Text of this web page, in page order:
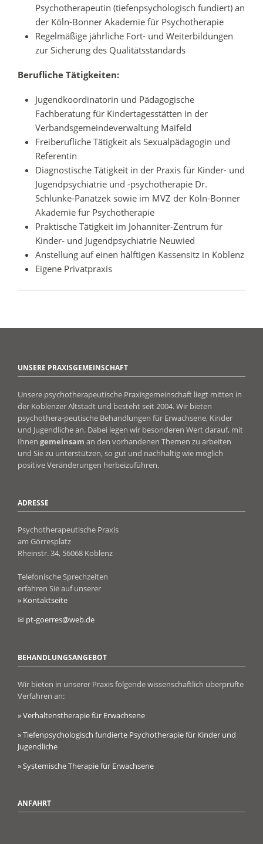
Psychotherapeutin (tiefenpsychologisch fundiert) an
der Köln-Bonner Akademie für Psychotherapie
Regelmäßige jährliche Fort- und Weiterbildungen
zur Sicherung des Qualitätsstandards
Berufliche Tätigkeiten:
Jugendkoordinatorin und Pädagogische
Fachberatung für Kindertagesstätten in der
Verbandsgemeindeverwaltung Maifeld
Freiberufliche Tätigkeit als Sexualpädagogin und
Referentin
Diagnostische Tätigkeit in der Praxis für Kinder- und
Jugendpsychiatrie und -psychotherapie Dr.
Schlunke-Panatzek sowie im MVZ der Köln-Bonner
Akademie für Psychotherapie
Praktische Tätigkeit im Johanniter-Zentrum für
Kinder- und Jugendpsychiatrie Neuwied
Anstellung auf einen hälftigen Kassensitz in Koblenz
Eigene Privatpraxis
UNSERE PRAXISGEMEINSCHAFT
Unsere psychotherapeutische Praxisgemeinschaft liegt mitten in
der Koblenzer Altstadt und besteht seit 2004. Wir bieten
psychothera-peutische Behandlungen für Erwachsene, Kinder
und Jugendliche an. Dabei legen wir besonderen Wert darauf, mit
Ihnen gemeinsam an den vorhandenen Themen zu arbeiten
und Sie zu unterstützen, so gut und nachhaltig wie möglich
positive Veränderungen herbeizuführen.
ADRESSE
Psychotherapeutische Praxis
am Görresplatz
Rheinstr. 34, 56068 Koblenz
Telefonische Sprechzeiten
erfahren Sie auf unserer
» Kontaktseite
✉ pt-goerres@web.de
BEHANDLUNGSANGEBOT
Wir bieten in unserer Praxis folgende wissenschaftlich überprüfte
Verfahren an:
» Verhaltenstherapie für Erwachsene
» Tiefenpsychologisch fundierte Psychotherapie für Kinder und
Jugendliche
» Systemische Therapie für Erwachsene
ANFAHRT